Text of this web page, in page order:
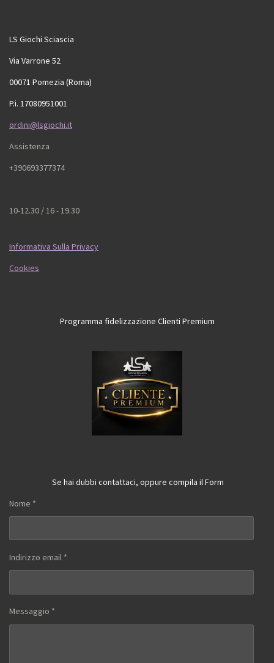
LS Giochi Sciascia
Via Varrone 52
00071 Pomezia (Roma)
P.i. 17080951001
ordini@lsgiochi.it
Assistenza
+390693377374
10-12.30 / 16 - 19.30
Informativa Sulla Privacy
Cookies
Programma fidelizzazione Clienti Premium
Se hai dubbi contattaci, oppure compila il Form
Nome *
Indirizzo email *
Messaggio *